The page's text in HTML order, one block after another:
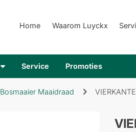
Home Waarom Luyckx
Service Promoties
Bosmaaier Maaidraad